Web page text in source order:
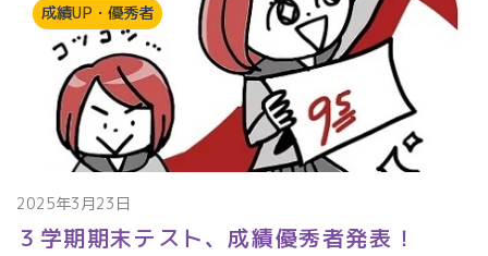
成績UP・優秀者
2025年3月23日
３学期期末テスト、成績優秀者発表！